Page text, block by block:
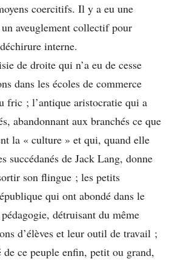
coercitifs. Il y a eu une
aveuglement collectif pour
interne.
de droite qui n’a eu de cesse
dans les écoles de commerce
fric ; l’antique aristocratie qui a
abandonnant aux branchés ce que
la « culture » et qui, quand elle
succédanés de Jack Lang, donne
son flingue ; les petits
qui ont abondé dans le
détruisant du même
d’élèves et leur outil de travail ;
ce peuple enfin, petit ou grand,